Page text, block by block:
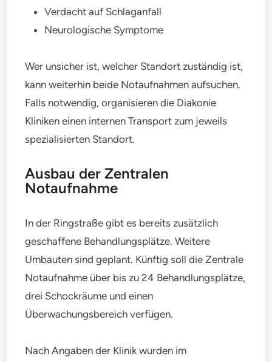
Verdacht auf Schlaganfall
Neurologische Symptome
Wer unsicher ist, welcher Standort zuständig ist,
kann weiterhin beide Notaufnahmen aufsuchen.
Falls notwendig, organisieren die Diakonie
Kliniken einen internen Transport zum jeweils
spezialisierten Standort.
Ausbau der Zentralen
Notaufnahme
In der Ringstraße gibt es bereits zusätzlich
geschaffene Behandlungsplätze. Weitere
Umbauten sind geplant. Künftig soll die Zentrale
Notaufnahme über bis zu 24 Behandlungsplätze,
drei Schockräume und einen
Überwachungsbereich verfügen.
Nach Angaben der Klinik wurden im